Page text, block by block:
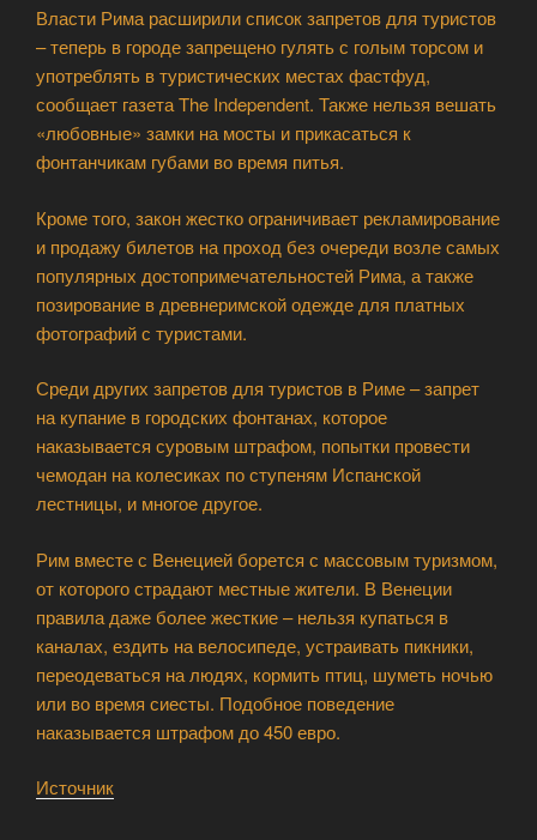
Власти Рима расширили список запретов для туристов
– теперь в городе запрещено гулять с голым торсом и
употреблять в туристических местах фастфуд,
сообщает газета The Independent. Также нельзя вешать
«любовные» замки на мосты и прикасаться к
фонтанчикам губами во время питья.
Кроме того, закон жестко ограничивает рекламирование
и продажу билетов на проход без очереди возле самых
популярных достопримечательностей Рима, а также
позирование в древнеримской одежде для платных
фотографий с туристами.
Среди других запретов для туристов в Риме – запрет
на купание в городских фонтанах, которое
наказывается суровым штрафом, попытки провести
чемодан на колесиках по ступеням Испанской
лестницы, и многое другое.
Рим вместе с Венецией борется с массовым туризмом,
от которого страдают местные жители. В Венеции
правила даже более жесткие – нельзя купаться в
каналах, ездить на велосипеде, устраивать пикники,
переодеваться на людях, кормить птиц, шуметь ночью
или во время сиесты. Подобное поведение
наказывается штрафом до 450 евро.
Источник